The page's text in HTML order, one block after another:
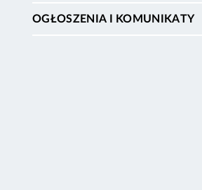
OGŁOSZENIA I KOMUNIKATY